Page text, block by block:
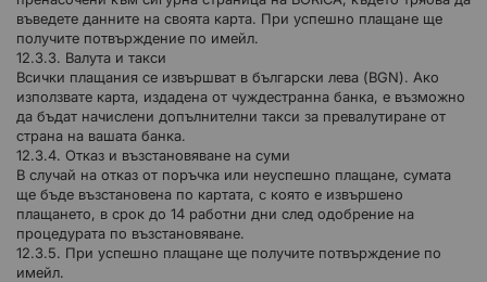
въведете данните на своята карта. При успешно плащане ще
получите потвърждение по имейл.
12.3.3. Валута и такси
Всички плащания се извършват в български лева (BGN). Ако
използвате карта, издадена от чуждестранна банка, е възможно
да бъдат начислени допълнителни такси за превалутиране от
страна на вашата банка.
12.3.4. Отказ и възстановяване на суми
В случай на отказ от поръчка или неуспешно плащане, сумата
ще бъде възстановена по картата, с която е извършено
плащането, в срок до 14 работни дни след одобрение на
процедурата по възстановяване.
12.3.5. При успешно плащане ще получите потвърждение по
имейл.